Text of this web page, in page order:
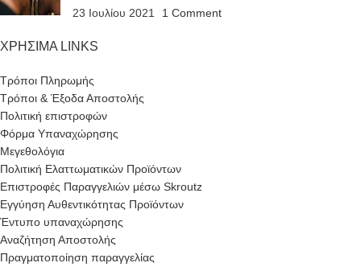
23 Ιουλίου 2021
1 Comment
ΧΡΗΣΙΜΑ LINKS
Τρόποι Πληρωμής
Τρόποι & Έξοδα Αποστολής
Πολιτική επιστροφών
Φόρμα Υπαναχώρησης
Μεγεθολόγια
Πολιτική Ελαττωματικών Προϊόντων
Επιστροφές Παραγγελιών μέσω Skroutz
Εγγύηση Αυθεντικότητας Προϊόντων
Έντυπο υπαναχώρησης
Αναζήτηση Αποστολής
Πραγματοποίηση παραγγελίας